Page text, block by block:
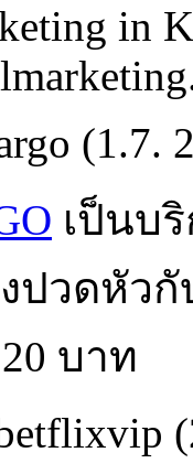
in
(1.7.
เป็นบ
ปวดหัว
บาท